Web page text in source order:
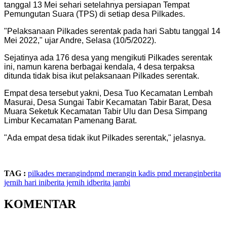
tanggal 13 Mei sehari setelahnya persiapan Tempat
Pemungutan Suara (TPS) di setiap desa Pilkades.
"Pelaksanaan Pilkades serentak pada hari Sabtu tanggal 14
Mei 2022," ujar Andre, Selasa (10/5/2022).
Sejatinya ada 176 desa yang mengikuti Pilkades serentak
ini, namun karena berbagai kendala, 4 desa terpaksa
ditunda tidak bisa ikut pelaksanaan Pilkades serentak.
Empat desa tersebut yakni, Desa Tuo Kecamatan Lembah
Masurai, Desa Sungai Tabir Kecamatan Tabir Barat, Desa
Muara Seketuk Kecamatan Tabir Ulu dan Desa Simpang
Limbur Kecamatan Pamenang Barat.
"Ada empat desa tidak ikut Pilkades serentak," jelasnya.
TAG : pilkades merangindpmd merangin kadis pmd meranginberita
jernih hari iniberita jernih idberita jambi
KOMENTAR